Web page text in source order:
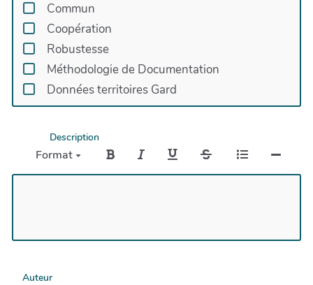
Commun
Coopération
Robustesse
Méthodologie de Documentation
Données territoires Gard
Description
Format
Auteur